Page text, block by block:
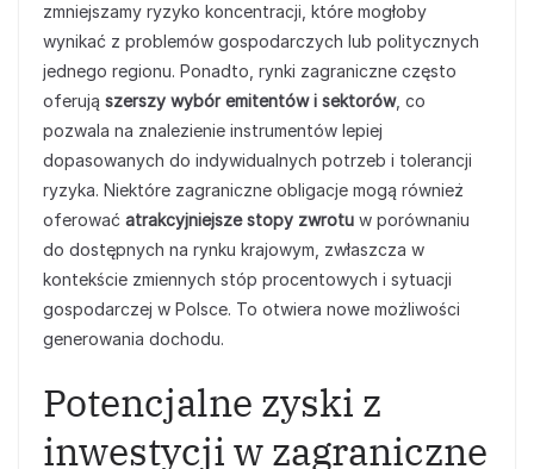
zmniejszamy ryzyko koncentracji, które mogłoby
wynikać z problemów gospodarczych lub politycznych
jednego regionu. Ponadto, rynki zagraniczne często
oferują szerszy wybór emitentów i sektorów, co
pozwala na znalezienie instrumentów lepiej
dopasowanych do indywidualnych potrzeb i tolerancji
ryzyka. Niektóre zagraniczne obligacje mogą również
oferować atrakcyjniejsze stopy zwrotu w porównaniu
do dostępnych na rynku krajowym, zwłaszcza w
kontekście zmiennych stóp procentowych i sytuacji
gospodarczej w Polsce. To otwiera nowe możliwości
generowania dochodu.
Potencjalne zyski z
inwestycji w zagraniczne